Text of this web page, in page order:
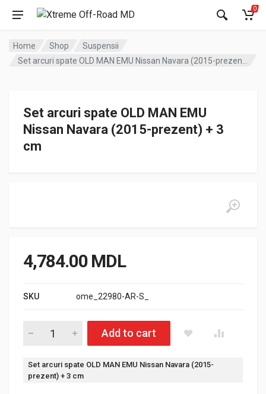
0
Home Shop
Suspensii
Set arcuri spate OLD MAN EMU
Nissan Navara (2015-prezent) + 3
cm
4,784.00 MDL
SKU ome_22980-AR-S_
Cantitate Set arcuri spate OLD MAN EMU Nissan Navara
Add to cart
Etichetă:
Set arcuri spate OLD MAN EMU Nissan Navara (2015-
prezent) + 3 cm